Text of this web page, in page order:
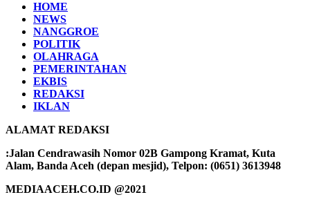
HOME
NEWS
NANGGROE
POLITIK
OLAHRAGA
PEMERINTAHAN
EKBIS
REDAKSI
IKLAN
ALAMAT REDAKSI
:Jalan Cendrawasih Nomor 02B Gampong Kramat, Kuta
Alam, Banda Aceh (depan mesjid), Telpon: (0651) 3613948
MEDIAACEH.CO.ID @2021